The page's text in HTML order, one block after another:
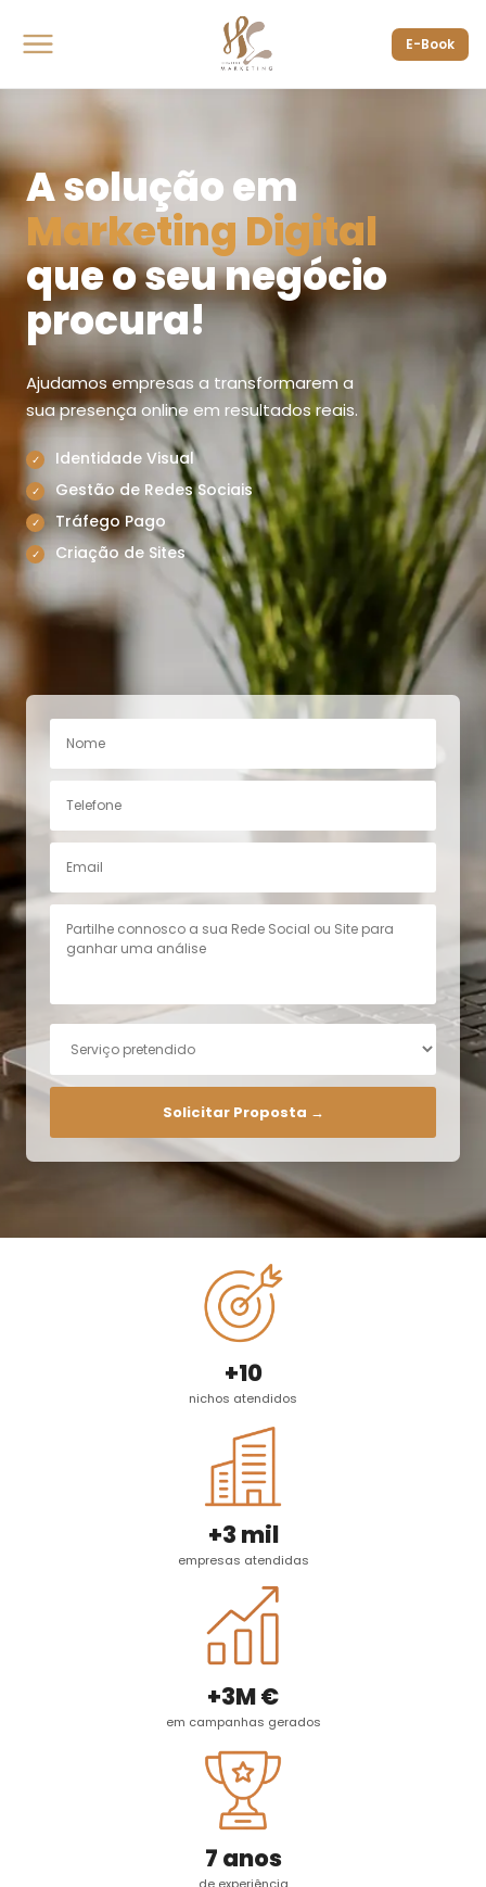
E-Book
A solução em
Marketing Digital
que o seu negócio
procura!
Ajudamos empresas a transformarem a
sua presença online em resultados reais.
Identidade Visual
Gestão de Redes Sociais
Tráfego Pago
Criação de Sites
Solicitar Proposta →
+10
nichos atendidos
+3 mil
empresas atendidas
+3M €
em campanhas gerados
7 anos